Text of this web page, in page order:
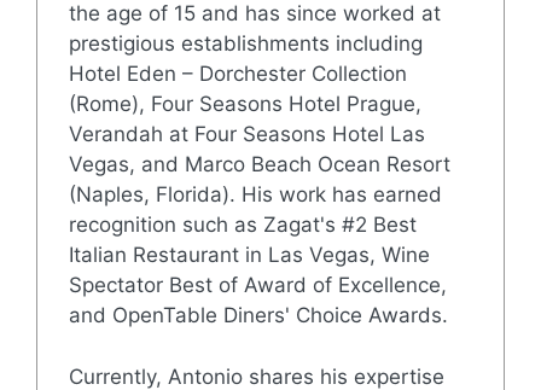
the age of 15 and has since worked at
prestigious establishments including
Hotel Eden – Dorchester Collection
(Rome), Four Seasons Hotel Prague,
Verandah at Four Seasons Hotel Las
Vegas, and Marco Beach Ocean Resort
(Naples, Florida). His work has earned
recognition such as Zagat's #2 Best
Italian Restaurant in Las Vegas, Wine
Spectator Best of Award of Excellence,
and OpenTable Diners' Choice Awards.
Currently, Antonio shares his expertise